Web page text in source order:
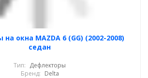
окна MAZDA 6 (GG) (2002-2008)
седан
Тип: Дефлекторы
Бренд: Delta